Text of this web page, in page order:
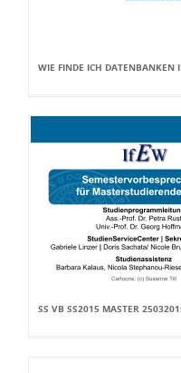
WIE FINDE ICH DATENBANKEN
SS VB SS2015 MASTER